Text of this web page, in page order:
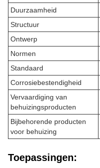
Duurzaamheid
Structuur
Ontwerp
Normen
Standaard
Corrosiebestendigheid
Vervaardiging van
behuizingsproducten
Bijbehorende producten
voor behuizing
Toepassingen: